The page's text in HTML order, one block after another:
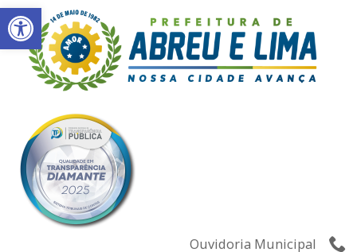
Abrir a barra de ferramentas
Skip
to
content
Ouvidoria Municipal